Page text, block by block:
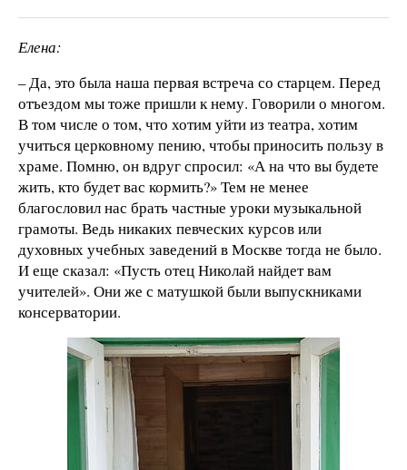
Елена:
– Да, это была наша первая встреча со старцем. Перед
отъездом мы тоже пришли к нему. Говорили о многом.
В том числе о том, что хотим уйти из театра, хотим
учиться церковному пению, чтобы приносить пользу в
храме. Помню, он вдруг спросил: «А на что вы будете
жить, кто будет вас кормить?» Тем не менее
благословил нас брать частные уроки музыкальной
грамоты. Ведь никаких певческих курсов или
духовных учебных заведений в Москве тогда не было.
И еще сказал: «Пусть отец Николай найдет вам
учителей». Они же с матушкой были выпускниками
консерватории.